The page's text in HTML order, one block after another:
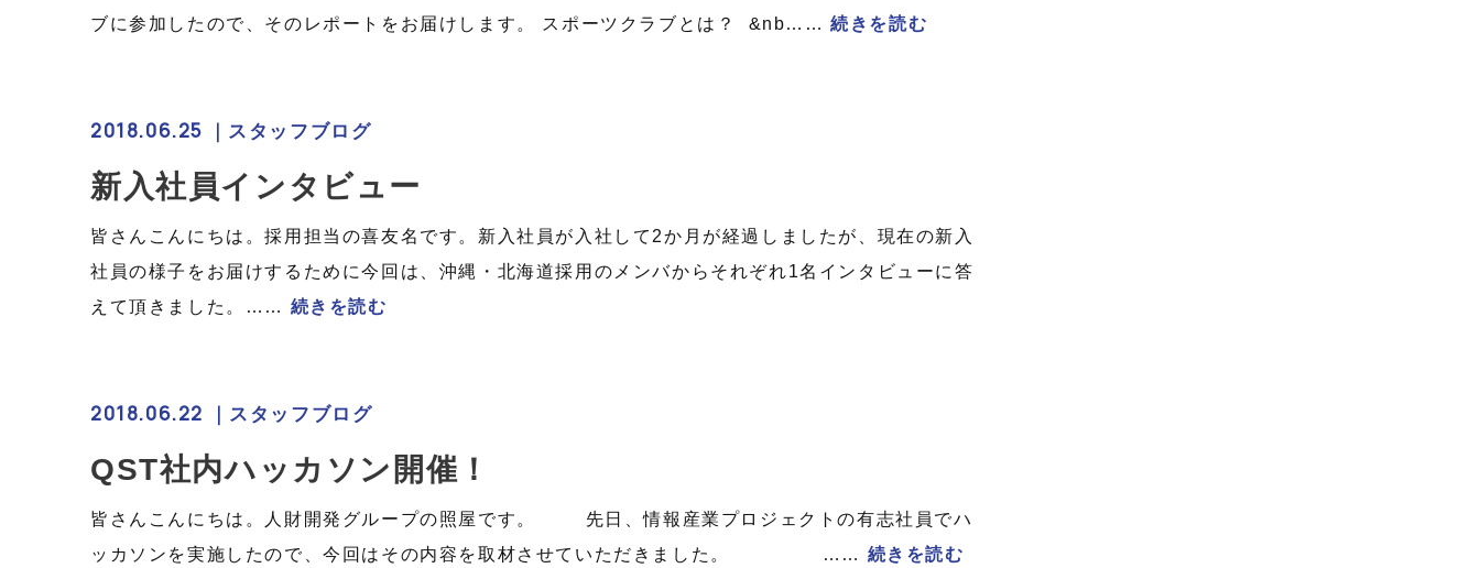
ブに参加したので、そのレポートをお届けします。 スポーツクラブとは？ &nb……続きを読む
2018.06.25 ｜ スタッフブログ
新入社員インタビュー
皆さんこんにちは。採用担当の喜友名です。新入社員が入社して2か月が経過しましたが、現在の新入
社員の様子をお届けするために今回は、沖縄・北海道採用のメンバからそれぞれ1名インタビューに答
えて頂きました。…… 続きを読む
2018.06.22 ｜ スタッフブログ
QST社内ハッカソン開催！
皆さんこんにちは。人財開発グループの照屋です。 先日、情報産業プロジェクトの有志社員でハ
ッカソンを実施したので、今回はその内容を取材させていただきました。 …… 続きを読む